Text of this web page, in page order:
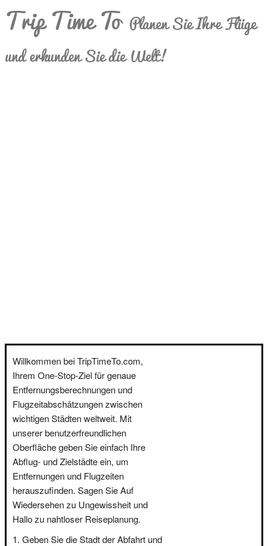
Trip Time To Planen Sie Ihre Flüge
und erkunden Sie die Welt!
Willkommen bei TripTimeTo.com,
Ihrem One-Stop-Ziel für genaue
Entfernungsberechnungen und
Flugzeitabschätzungen zwischen
wichtigen Städten weltweit. Mit
unserer benutzerfreundlichen
Oberfläche geben Sie einfach Ihre
Abflug- und Zielstädte ein, um
Entfernungen und Flugzeiten
herauszufinden. Sagen Sie Auf
Wiedersehen zu Ungewissheit und
Hallo zu nahtloser Reiseplanung.
Geben Sie die Stadt der Abfahrt und